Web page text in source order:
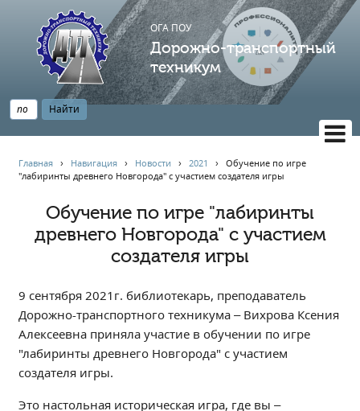
ОГА ПОУ
Дорожно-транспортный
техникум
НАВИГАЦИЯ
Главная
Профессионалитет
АБИТУРИЕНТУ
Новости
Наблюдательный совет
Информация
Независимая оценка качества
Главная › Навигация › Новости ›2021 ›️Обучение по игре
"лабиринты древнего Новгорода" с участием создателя игры️
️Обучение по игре "лабиринты
древнего Новгорода" с участием
создателя игры️
9 сентября 2021г. библиотекарь, преподаватель
Дорожно-транспортного техникума – Вихрова Ксения
Алексеевна приняла участие в обучении по игре
"лабиринты древнего Новгорода" с участием
создателя игры.
Это настольная историческая игра, где вы –